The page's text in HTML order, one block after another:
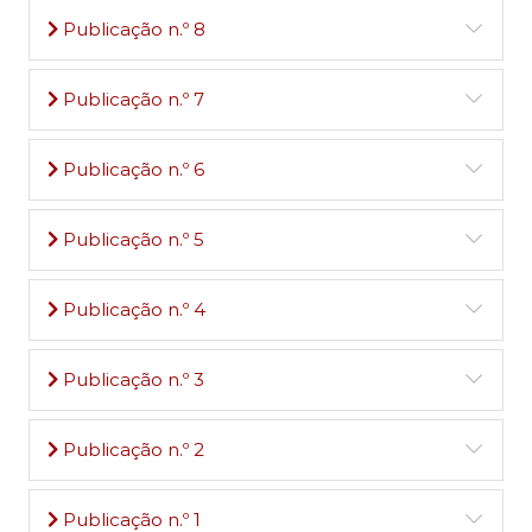
Publicação n.º 8
Publicação n.º 7
Publicação n.º 6
Publicação n.º 5
Publicação n.º 4
Publicação n.º 3
Publicação n.º 2
Publicação n.º 1